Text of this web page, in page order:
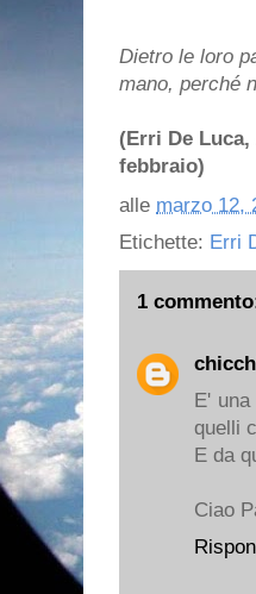
Dietro le loro
mano, perché
(Erri De Luca,
febbraio)
alle marzo 12,
Etichette: Erri
1
E'
quelli
E da
Ciao